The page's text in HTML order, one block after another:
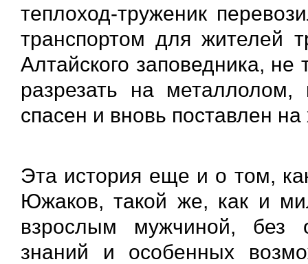
теплоход-труженик
транспортом для жителей
Алтайского заповедника, не
разрезать на
спасен и вновь поставлен
Эта история еще и о том,
Южаков, такой же, как и
взрослым мужчиной, без
знаний и особенных